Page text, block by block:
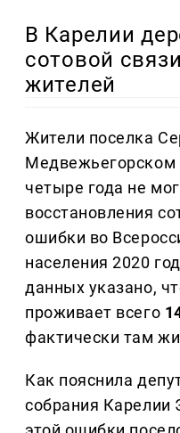
В Карелии
сотовой
жителей
Жители поселка
Медвежьегорском
четыре года не
восстановления
ошибки во
населения 2020
данных указано,
проживает всего
фактически там
Как пояснила
собрания Карелии